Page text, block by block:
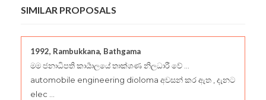
SIMILAR PROPOSALS
1992, Rambukkana, Bathgama
මම ජනාධිපති කාර්‍යාලයේ තාක්ශණ නිලධාරී වේ ...
automobile engineering dioloma අවසන් කර ඇත , දැනට
elec ...